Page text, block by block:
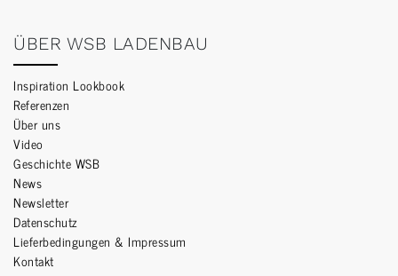
ÜBER WSB LADENBAU
Inspiration Lookbook
Referenzen
Über uns
Video
Geschichte WSB
News
Newsletter
Datenschutz
Lieferbedingungen & Impressum
Kontakt